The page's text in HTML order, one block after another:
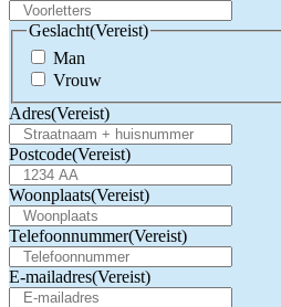
Geslacht(Vereist)
Man
Vrouw
Adres(Vereist)
Postcode(Vereist)
Woonplaats(Vereist)
Telefoonnummer(Vereist)
E-mailadres(Vereist)